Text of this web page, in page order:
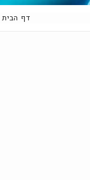
דף הבית